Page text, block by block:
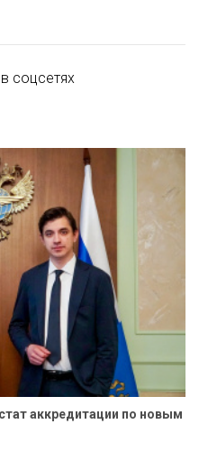
соцсетях
аккредитации по новым